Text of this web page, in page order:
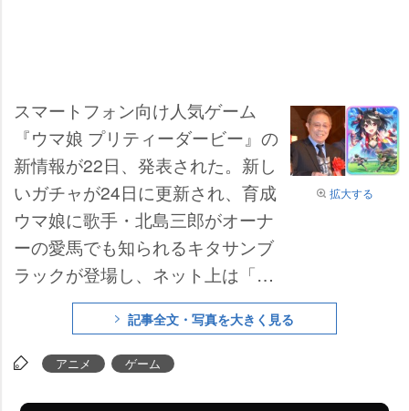
拡大する
スマートフォン向け人気ゲーム
『ウマ娘 プリティーダービー』の
新情報が22日、発表された。新し
いガチャが24日に更新され、育成
ウマ娘に歌手・北島三郎がオーナ
ーの愛馬でも知られるキタサンブ
ラックが登場し、ネット上は「つ
いにキタ!」「全力で回します!」
などと北島の名曲「まつり」にち
なみ“お祭り騒ぎ”となっている。
記事全文・写真を大きく見る
アニメ ゲーム